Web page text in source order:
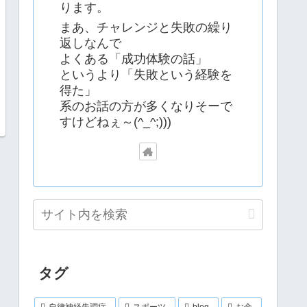
ります。
まあ、チャレンジと失敗の繰り
返しなんで
よくある「成功体験の話」
というより「失敗という経験を
得た」
系のお話の方が多くなりそーで
すけどねぇ～(^_^;)))
タグ